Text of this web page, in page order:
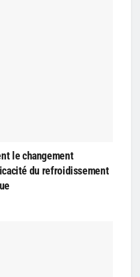
le changement
du refroidissement